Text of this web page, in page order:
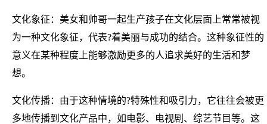
文化象征：美女和帅哥一起生产孩子在文化层面上常常被视
为一种文化象征，代表?着美丽与成功的结合。这种象征性的
意义在某种程度上能够激励更多的人追求美好的生活和梦
想。
文化传播：由于这种情境的?特殊性和吸引力，它往往会被更
多地传播到文化产品中，如电影、电视剧、综艺节目等。这